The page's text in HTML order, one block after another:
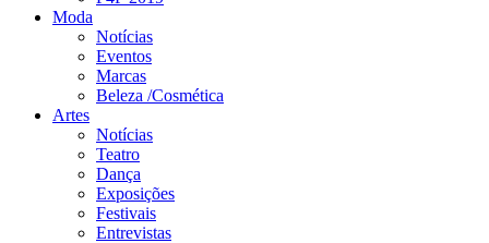
Moda
Notícias
Eventos
Marcas
Beleza /Cosmética
Artes
Notícias
Teatro
Dança
Exposições
Festivais
Entrevistas